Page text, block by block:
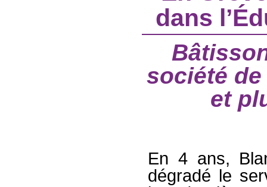
dans
société
et
En 4 ans,
dégradé le